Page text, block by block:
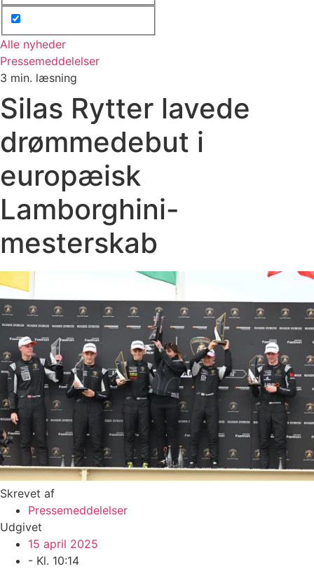
Alle nyheder
Pressemeddelelser
3 min. læsning
Silas Rytter lavede
drømmedebut i
europæisk
Lamborghini-
mesterskab
Skrevet af
Pressemeddelelser
Udgivet
15 april 2025
- Kl. 10:14